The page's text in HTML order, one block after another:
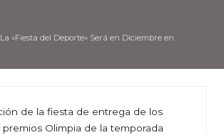
La «Fiesta del Deporte» Será en Diciembre en
de la fiesta de entrega de los
Olimpia de la temporada